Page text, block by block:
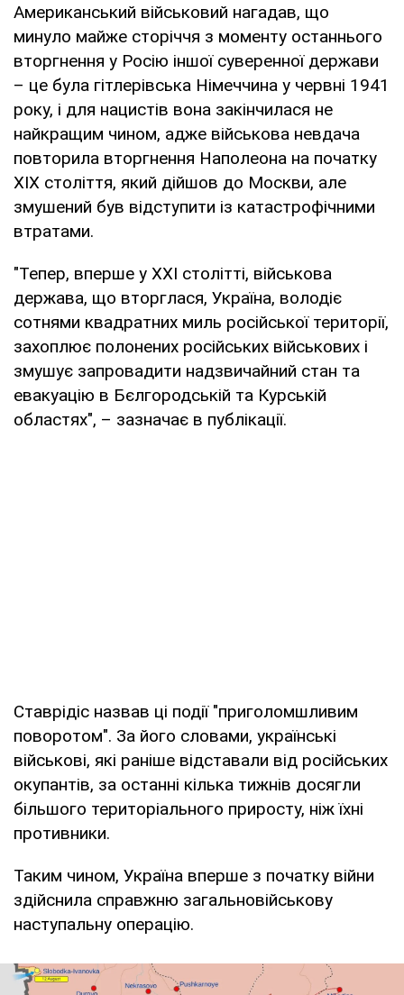
Американський військовий нагадав, що
минуло майже сторіччя з моменту останнього
вторгнення у Росію іншої суверенної держави
– це була гітлерівська Німеччина у червні 1941
року, і для нацистів вона закінчилася не
найкращим чином, адже військова невдача
повторила вторгнення Наполеона на початку
XIX століття, який дійшов до Москви, але
змушений був відступити із катастрофічними
втратами.
"Тепер, вперше у XXI столітті, військова
держава, що вторглася, Україна, володіє
сотнями квадратних миль російської території,
захоплює полонених російських військових і
змушує запровадити надзвичайний стан та
евакуацію в Бєлгородській та Курській
областях", – зазначає в публікації.
Ставрідіс назвав ці події "приголомшливим
поворотом". За його словами, українські
військові, які раніше відставали від російських
окупантів, за останні кілька тижнів досягли
більшого територіального приросту, ніж їхні
противники.
Таким чином, Україна вперше з початку війни
здійснила справжню загальновійськову
наступальну операцію.